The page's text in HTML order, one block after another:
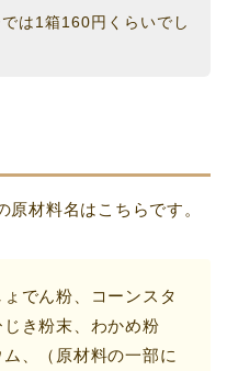
は1箱160円くらいでし
原材料名はこちらです。
でん粉、コーンスタ
き粉末、わかめ粉
、（原材料の一部に